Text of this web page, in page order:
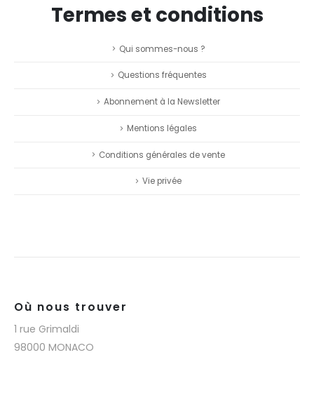
Termes et conditions
Qui sommes-nous ?
Questions fréquentes
Abonnement à la Newsletter
Mentions légales
Conditions générales de vente
Vie privée
Où nous trouver
1 rue Grimaldi
98000 MONACO